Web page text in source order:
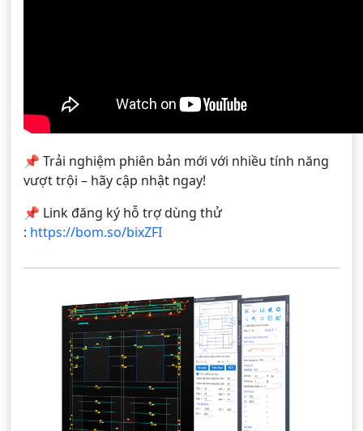
📌 Trải nghiệm phiên bản mới với nhiều tính năng
vượt trội – hãy cập nhật ngay!
📌 Link đăng ký hỗ trợ dùng thử
: https://bom.so/bixZFI